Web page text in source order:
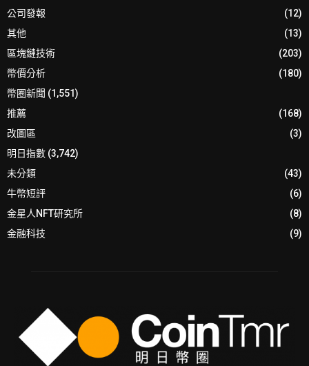
公司發報
(12)
其他
(13)
區塊鏈技術
(203)
幣價分析
(180)
幣圈新聞 (1,551)
推薦
(168)
改圖區
(3)
明日指數 (3,742)
未分類
(43)
牛幣短評
(6)
金星人NFT研究所
(8)
金融科技
(9)